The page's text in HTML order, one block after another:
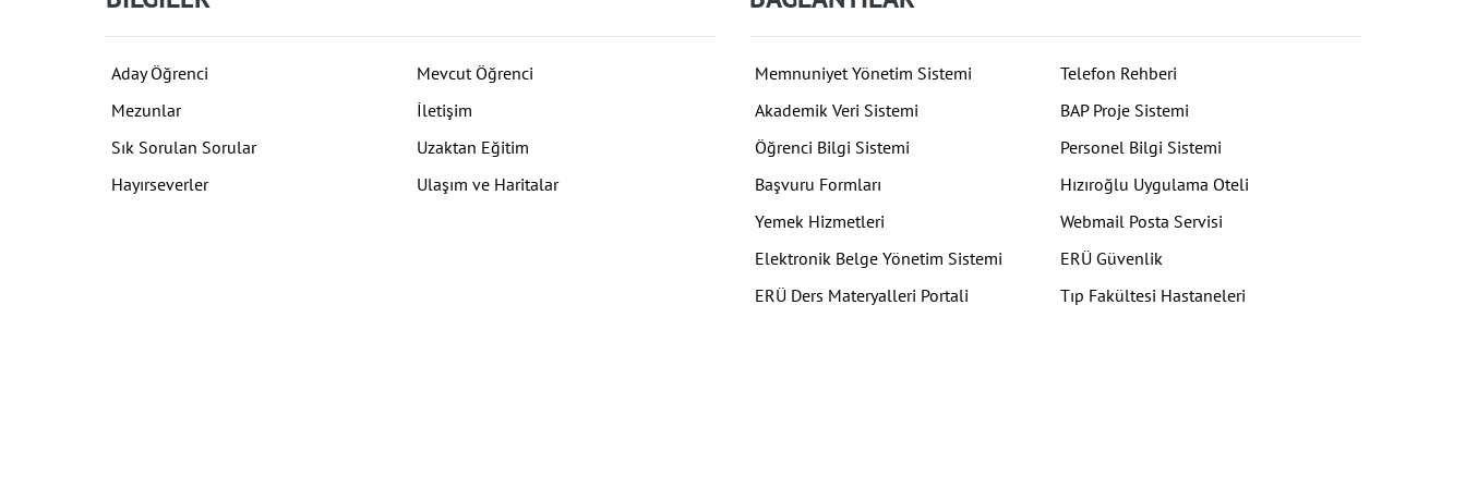
Aday Öğrenci
Mevcut Öğrenci
Mezunlar
İletişim
Sık Sorulan Sorular
Uzaktan Eğitim
Hayırseverler
Ulaşım ve Haritalar
Memnuniyet Yönetim Sistemi
Telefon Rehberi
Akademik Veri Sistemi
BAP Proje Sistemi
Öğrenci Bilgi Sistemi
Personel Bilgi Sistemi
Başvuru Formları
Hızıroğlu Uygulama Oteli
Yemek Hizmetleri
Webmail Posta Servisi
Elektronik Belge Yönetim Sistemi
ERÜ Güvenlik
ERÜ Ders Materyalleri Portali
Tıp Fakültesi Hastaneleri